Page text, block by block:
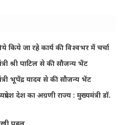
किये जा रहे कार्य की विश्वभर में चर्चा
श्री पाटिल से की सौजन्य भेंट
भूपेंद्र यादव से की सौजन्य भेंट
देश का अग्रणी राज्य : मुख्यमंत्री डॉ.